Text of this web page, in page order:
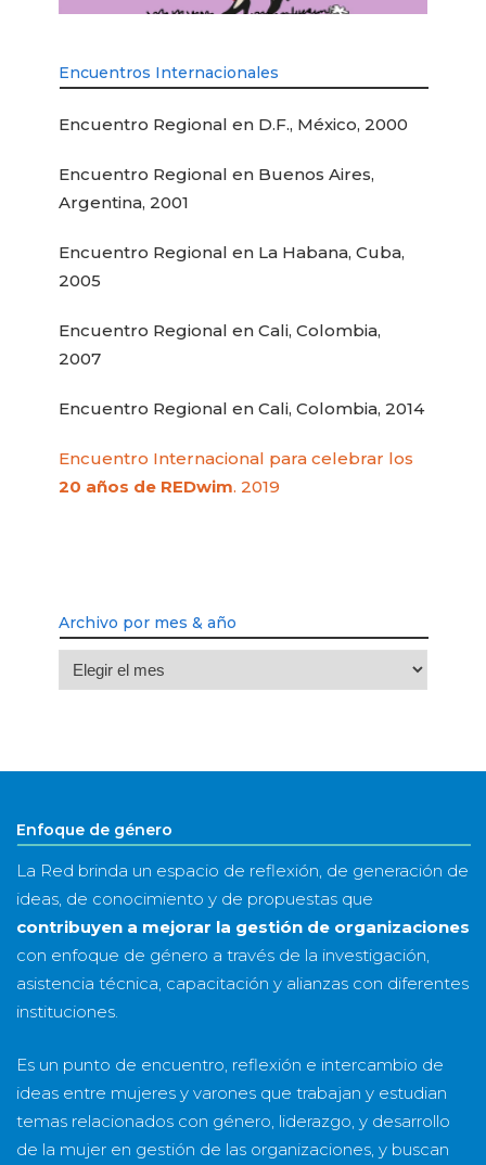
Encuentros Internacionales
Encuentro Regional en D.F., México, 2000
Encuentro Regional en Buenos Aires,
Argentina, 2001
Encuentro Regional en La Habana, Cuba,
2005
Encuentro Regional en Cali, Colombia,
2007
Encuentro Regional en Cali, Colombia, 2014
Encuentro Internacional para celebrar los
20 años de REDwim. 2019
Archivo por mes & año
Archivo
por
año
Enfoque de género
La Red brinda un espacio de reflexión, de generación de
ideas, de conocimiento y de propuestas que
contribuyen a mejorar la gestión de organizaciones
con enfoque de género a través de la investigación,
asistencia técnica, capacitación y alianzas con diferentes
instituciones.
Es un punto de encuentro, reflexión e intercambio de
ideas entre mujeres y varones que trabajan y estudian
temas relacionados con género, liderazgo, y desarrollo
de la mujer en gestión de las organizaciones, y buscan